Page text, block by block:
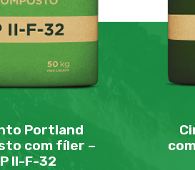
Portland
com fíler –
II-F-32